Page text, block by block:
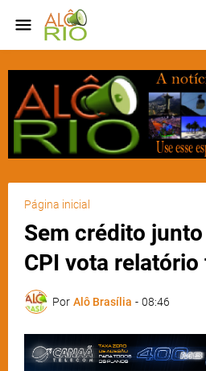
Página inicial
Sem crédito
CPI vota relatório
Por Alô Brasília - 08:46